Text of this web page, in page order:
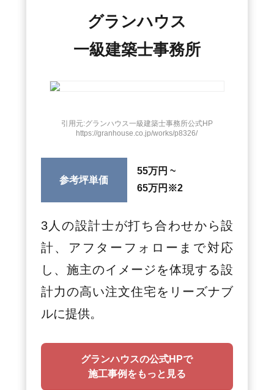
グランハウス
一級建築士事務所
引用元:グランハウス一級建築士事務所公式HP
https://granhouse.co.jp/works/p8326/
参考坪単価
55万円 ~
65万円 ※2
3人の設計士が打ち合わせから設
計、アフターフォローまで対応
し、施主のイメージを体現する設
計力の高い注文住宅をリーズナブ
ルに提供。
グランハウスの公式HPで
施工事例をもっと見る